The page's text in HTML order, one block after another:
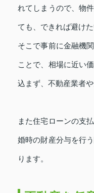
れてしまうので、物
ても、できれば避けた
そこで事前に金融機
ことで、相場に近い
込まず、不動産業者
また住宅ローンの支
婚時の財産分与を行
ります。